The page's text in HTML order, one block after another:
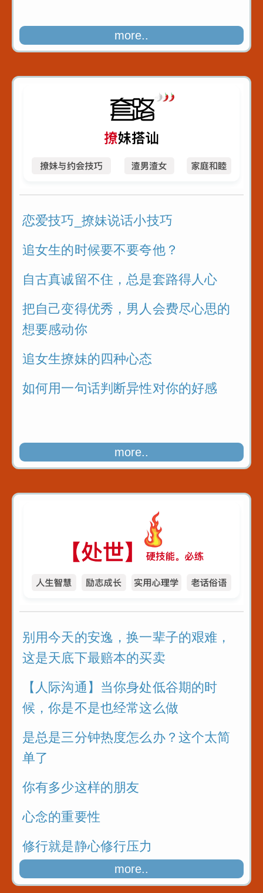
more..
恋爱技巧_撩妹说话小技巧
追女生的时候要不要夸他？
自古真诚留不住，总是套路得人心
把自己变得优秀，男人会费尽心思的
想要感动你
追女生撩妹的四种心态
如何用一句话判断异性对你的好感
more..
别用今天的安逸，换一辈子的艰难，
这是天底下最赔本的买卖
【人际沟通】当你身处低谷期的时
候，你是不是也经常这么做
是总是三分钟热度怎么办？这个太简
单了
你有多少这样的朋友
心念的重要性
修行就是静心修行压力
more..